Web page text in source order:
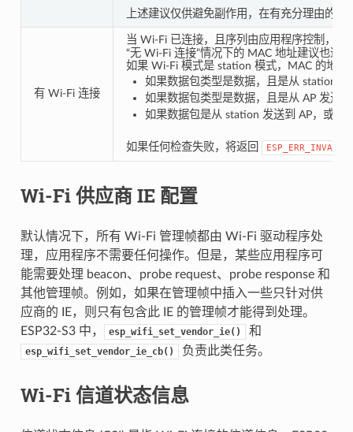
上述建议仅供避免副作用，在有充分理由的情
有 Wi-Fi 连接
当 Wi-Fi 已连接，且序列由应用程序控制，
“无 Wi-Fi 连接”情况下的 MAC 地址建议也适
如果 Wi-Fi 模式是 station 模式，MAC 的地
如果数据包类型是数据，且是从 station
如果数据包类型是数据，且是从 AP 发送
如果数据包是从 station 发送到 AP，或从
如果任何检查失败，将返回
Wi-Fi 供应商 IE 配置
默认情况下，所有 Wi-Fi 管理帧都由 Wi-Fi 驱动程序处
理，应用程序不需要任何操作。但是，某些应用程序可
能需要处理 beacon、probe request、probe response 和
其他管理帧。例如，如果在管理帧中插入一些只针对供
应商的 IE，则只有包含此 IE 的管理帧才能得到处理。
ESP32-S3 中，
esp_wifi_set_vendor_ie() 和
esp_wifi_set_vendor_ie_cb() 负责此类任务。
Wi-Fi 信道状态信息